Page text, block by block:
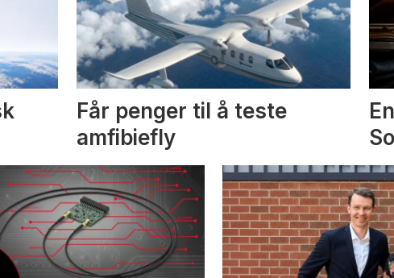
Får penger til å teste
amfibiefly